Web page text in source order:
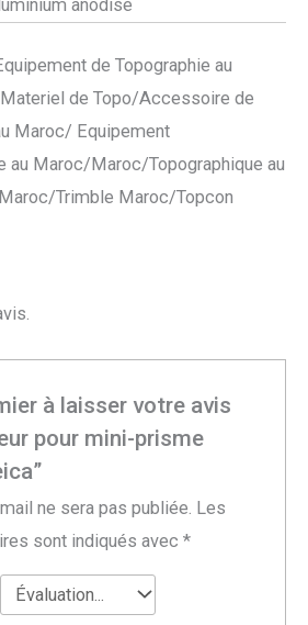
anodisé
de Topographie au
de Topo/Accessoire de
Maroc/ Equipement
au Maroc/Maroc/Topographique au
Trimble Maroc/Topcon
à laisser votre avis
pour mini-prisme
ne sera pas publiée. Les
sont indiqués avec*